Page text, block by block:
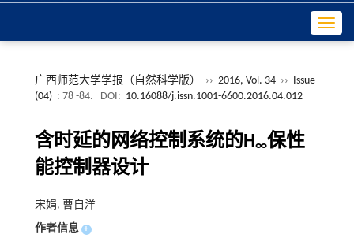
广西师范大学学报（自然科学版） ›› 2016, Vol. 34 ››
Issue
(04) : 78 -84. DOI: 10.16088/j.issn.1001-6600.2016.04.012
含时延的网络控制系统的H∞保性
能控制器设计
宋娟, 曹自洋
作者信息 +